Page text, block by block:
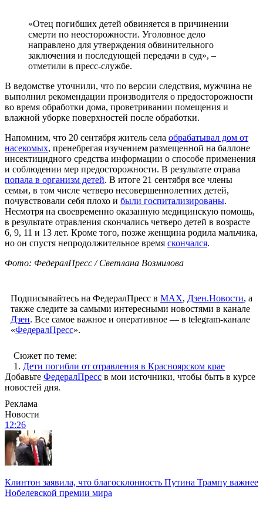
«Отец погибших детей обвиняется в причинении
смерти по неосторожности. Уголовное дело
направлено для утверждения обвинительного
заключения и последующей передачи в суд», –
отметили в пресс-службе.
В ведомстве уточнили, что по версии следствия, мужчина не
выполнил рекомендации производителя о предосторожности
во время обработки дома, проветривании помещения и
влажной уборке поверхностей после обработки.
Напомним, что 20 сентября житель села обрабатывал дом от
насекомых, пренебрегая изучением размещенной на баллоне
инсектицидного средства информации о способе применения
и соблюдении мер предосторожности. В результате отрава
попала в организм детей. В итоге 21 сентября все члены
семьи, в том числе четверо несовершеннолетних детей,
почувствовали себя плохо и были госпитализированы.
Несмотря на своевременно оказанную медицинскую помощь,
в результате отравления скончались четверо детей в возрасте
6, 9, 11 и 13 лет. Кроме того, позже женщина родила мальчика,
но он спустя непродолжительное время скончался.
Фото: ФедералПресс / Светлана Возмилова
Подписывайтесь на ФедералПресс в МАХ, Дзен.Новости, а
также следите за самыми интересными новостями в канале
Дзен. Все самое важное и оперативное — в telegram-канале
«ФедералПресс».
Сюжет по теме:
1. Дети погибли от отравления в Красноярском крае
Добавьте ФедералПресс в мои источники, чтобы быть в курсе
новостей дня.
Реклама
Новости
12:26
Клинтон заявила, что благосклонность Путина Трампу важнее
Нобелевской премии мира